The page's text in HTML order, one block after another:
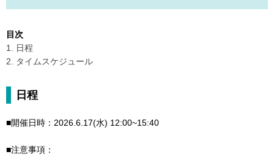
目次
1. 日程
2. タイムスケジュール
日程
■開催日時：2026.6.17(水) 12:00~15:40
■注意事項：